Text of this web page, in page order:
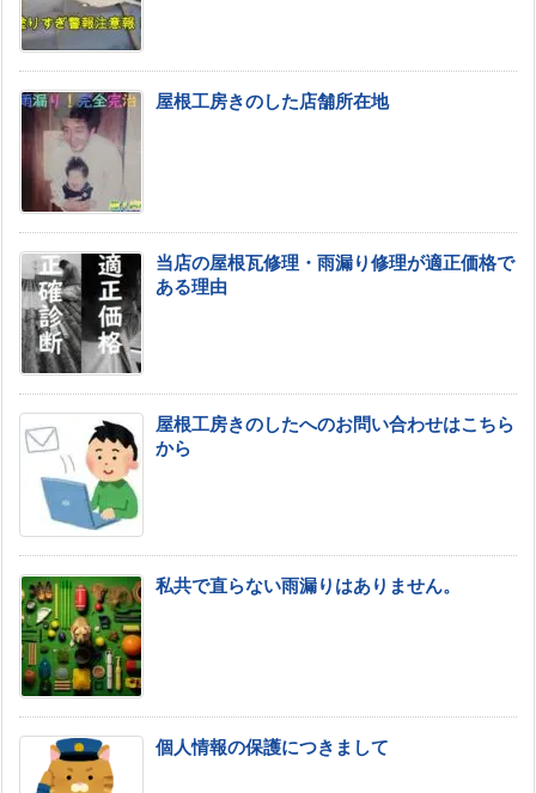
屋根工房きのした店舗所在地
当店の屋根瓦修理・雨漏り修理が適正価格で
ある理由
屋根工房きのしたへのお問い合わせはこちら
から
私共で直らない雨漏りはありません。
個人情報の保護につきまして